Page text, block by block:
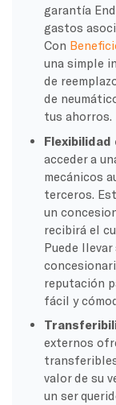
garantía
gastos
Con
una simple
de
de
tus ahorros.
acceder a
mecánicos
terceros.
un
recibirá el
Puede
reputación
fácil y
externos
valor de su
un ser